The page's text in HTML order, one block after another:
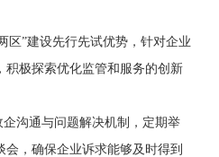
区”建设先行先试优势，针对企业
积极探索优化监管和服务的创新
企沟通与问题解决机制 ， 定期举
会 ， 确保企业诉求能够及时得到